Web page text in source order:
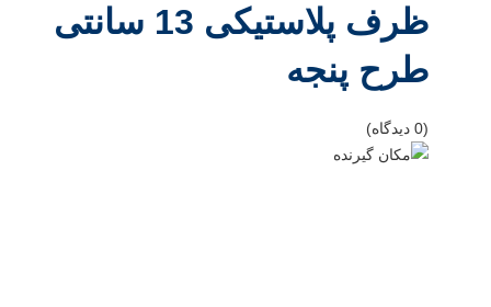
ظرف پلاستیکی 13 سانتی
طرح پنجه
(0 دیدگاه)